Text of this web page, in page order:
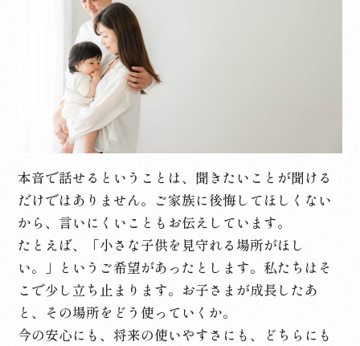
本音で話せるということは、聞きたいことが聞ける
だけではありません。 ご家族に後悔してほしくない
から、言いにくいこともお伝えしています。
たとえば、「小さな子供を見守れる場所がほし
い。」というご希望があったとします。私たちはそ
こで少し立ち止まります。お子さまが成長したあ
と、その場所をどう使っていくか。
今の安心にも、将来の使いやすさにも、どちらにも